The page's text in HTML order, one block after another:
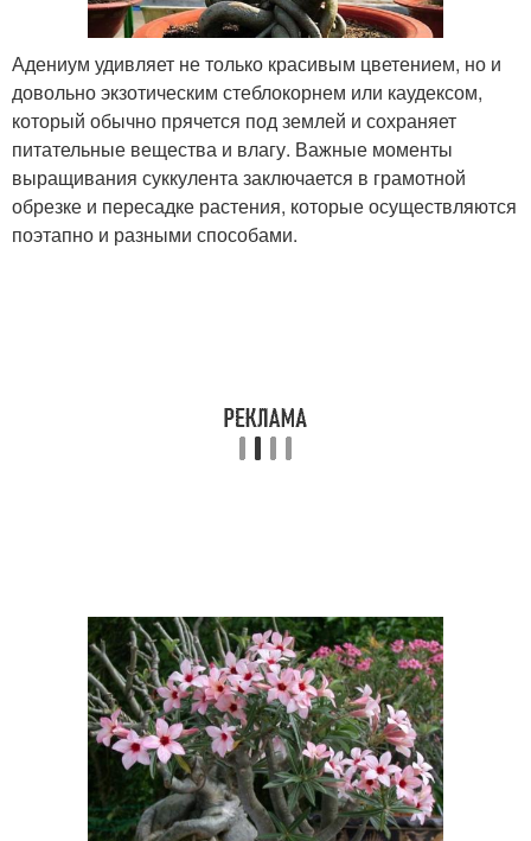
Адениум удивляет не только красивым цветением, но и
довольно экзотическим стеблокорнем или каудексом,
который обычно прячется под землей и сохраняет
питательные вещества и влагу. Важные моменты
выращивания суккулента заключается в грамотной
обрезке и пересадке растения, которые осуществляются
поэтапно и разными способами.